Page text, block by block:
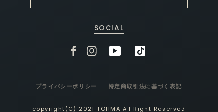
SOCIAL
プライバシーポリシー 特定商取引法に基づく表記
copyright(C) 2021 TOHMA All Right Reserved